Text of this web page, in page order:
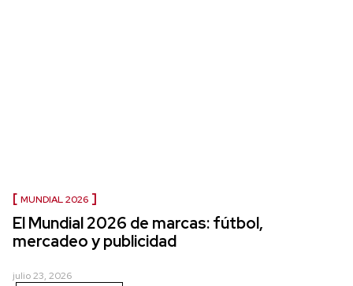
MUNDIAL 2026
El Mundial 2026 de marcas: fútbol,
mercadeo y publicidad
julio 23, 2026